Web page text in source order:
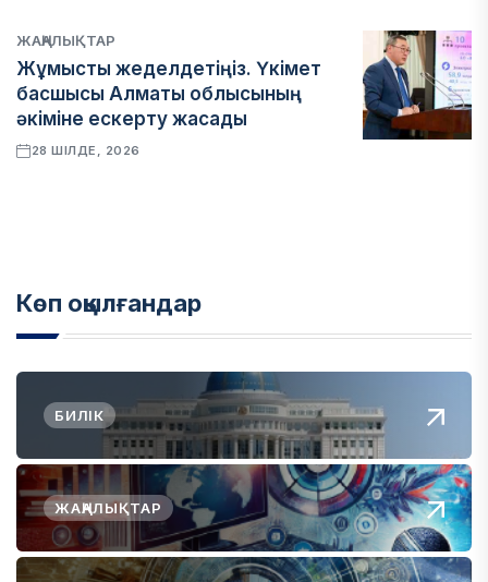
ЖАҢАЛЫҚТАР
Жұмысты жеделдетіңіз. Үкімет
басшысы Алматы облысының
әкіміне ескерту жасады
28 ШІЛДЕ, 2026
Көп оқылғандар
БИЛІК
ЖАҢАЛЫҚТАР